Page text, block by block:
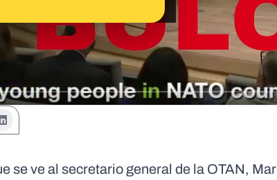
se ve al secretario general de la OTAN,